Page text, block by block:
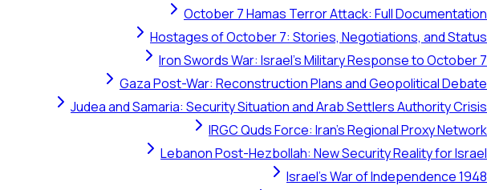
October 7 Hamas Terror Attack: Full Documentation
Hostages of October 7: Stories, Negotiations, and Status
Iron Swords War: Israel's Military Response to October 7
Gaza Post-War: Reconstruction Plans and Geopolitical Debate
Judea and Samaria: Security Situation and Arab Settlers Authority Crisis
IRGC Quds Force: Iran's Regional Proxy Network
Lebanon Post-Hezbollah: New Security Reality for Israel
Israel's War of Independence 1948